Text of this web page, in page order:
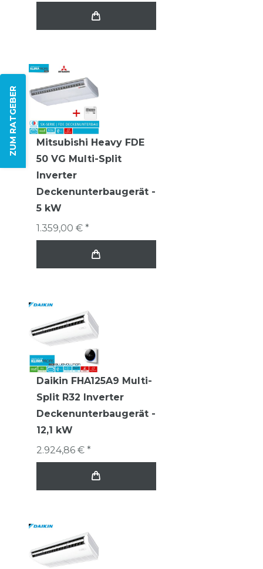
ZUM RATGEBER
Mitsubishi Heavy FDE
50 VG Multi-Split
Inverter
Deckenunterbaugerät -
5 kW
1.359,00 € *
Daikin FHA125A9 Multi-
Split R32 Inverter
Deckenunterbaugerät -
12,1 kW
2.924,86 € *